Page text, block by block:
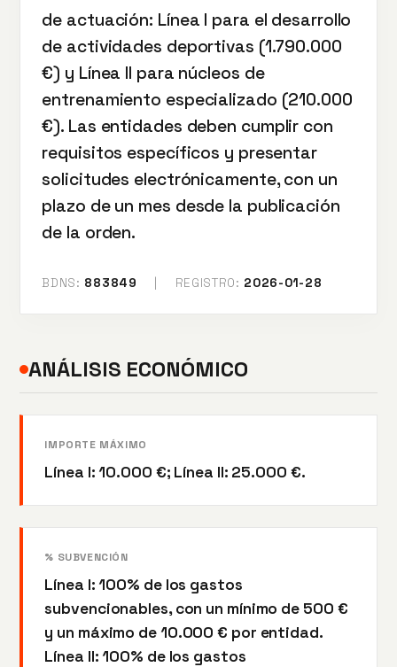
de actuación: Línea I para el desarrollo
de actividades deportivas (1.790.000
€) y Línea II para núcleos de
entrenamiento especializado (210.000
€). Las entidades deben cumplir con
requisitos específicos y presentar
solicitudes electrónicamente, con un
plazo de un mes desde la publicación
de la orden.
BDNS: 883849 REGISTRO: 2026-01-28
ANÁLISIS ECONÓMICO
IMPORTE MÁXIMO
Línea I: 10.000 €; Línea II: 25.000 €.
% SUBVENCIÓN
Línea I: 100% de los gastos
subvencionables, con un mínimo de 500 €
y un máximo de 10.000 € por entidad.
Línea II: 100% de los gastos